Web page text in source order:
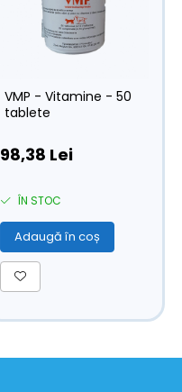
VMP - Vitamine - 50
tablete
98,38 Lei
ÎN STOC
Adaugă în coș